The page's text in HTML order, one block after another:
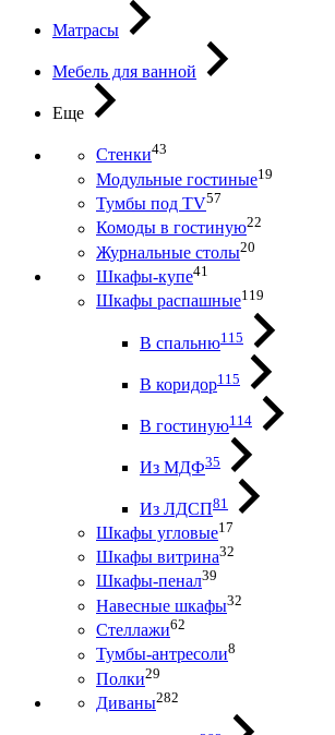
Матрасы
Мебель для ванной
Еще
Стенки43
Модульные гостиные19
Тумбы под ТV57
Комоды в гостиную22
Журнальные столы20
Шкафы-купе41
Шкафы распашные119
В спальню115
В коридор115
В гостиную114
Из МДФ35
Из ЛДСП81
Шкафы угловые17
Шкафы витрина32
Шкафы-пенал39
Навесные шкафы32
Стеллажи62
Тумбы-антресоли8
Полки29
Диваны282